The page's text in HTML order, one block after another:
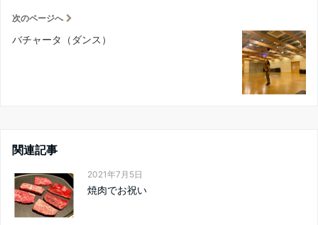
次のページへ
バチャータ（ダンス）
関連記事
2021年7月5日
焼肉でお祝い